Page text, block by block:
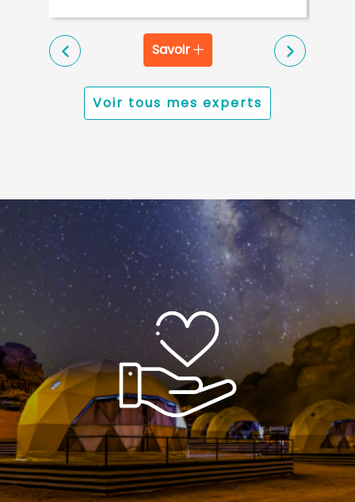
Savoir
Voir tous mes experts